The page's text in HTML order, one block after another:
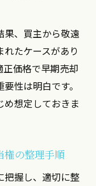
果、買主から敬遠
たケースがあり
価格で早期売却
性は明白です。
想定しておきま
権の整理手順
把握し、適切に整